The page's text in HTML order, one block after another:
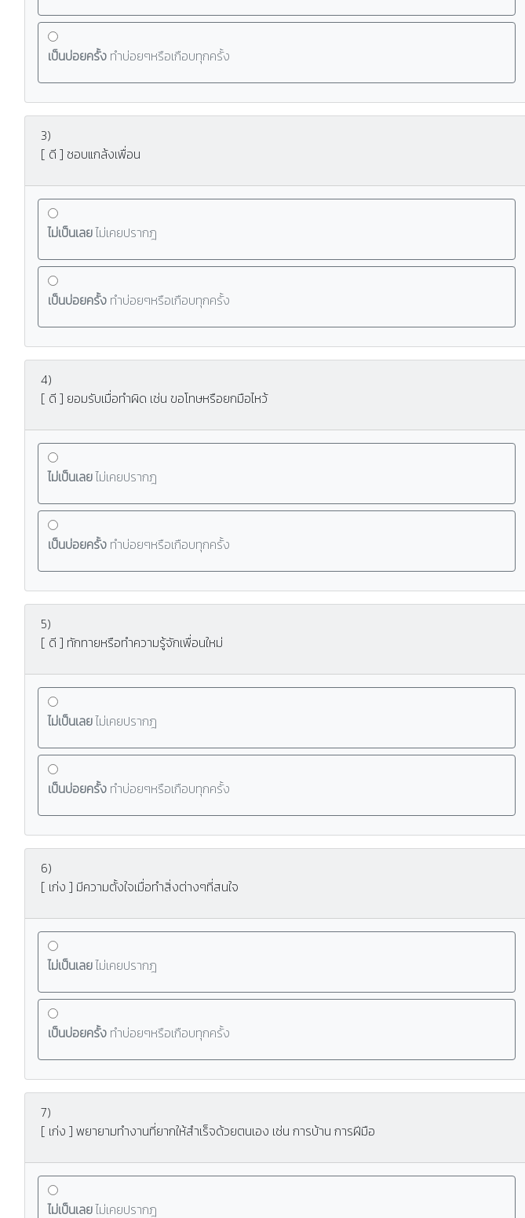
เป็นบ่อยครั้ง ทำบ่อยๆหรือเกือบทุกครั้ง
3)
[ ดี ] ชอบแกล้งเพื่อน
ไม่เป็นเลยไม่เคยปรากฎ
เป็นบ่อยครั้ง ทำบ่อยๆหรือเกือบทุกครั้ง
4)
[ ดี ] ยอมรับเมื่อทำผิด เช่น ขอโทษหรือยกมือไหว้
ไม่เป็นเลยไม่เคยปรากฎ
เป็นบ่อยครั้ง ทำบ่อยๆหรือเกือบทุกครั้ง
5)
[ ดี ] ทักทายหรือทำความรู้จักเพื่อนใหม่
ไม่เป็นเลยไม่เคยปรากฎ
เป็นบ่อยครั้ง ทำบ่อยๆหรือเกือบทุกครั้ง
6)
[ เก่ง ] มีความตั้งใจเมื่อทำสิ่งต่างๆที่สนใจ
ไม่เป็นเลยไม่เคยปรากฎ
เป็นบ่อยครั้ง ทำบ่อยๆหรือเกือบทุกครั้ง
7)
[ เก่ง ] พยายามทำงานที่ยากให้สำเร็จด้วยตนเอง เช่น การบ้าน การฝีมือ
ไม่เป็นเลยไม่เคยปรากฎ